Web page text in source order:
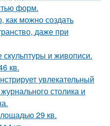
форм.
как можно создать
даже при
скульптуры и живописи.
кв.
увлекательный
столика и
29 кв.